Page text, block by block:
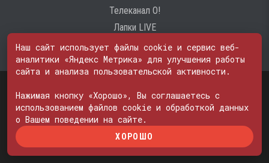
Телеканал О!
Лапки LIVE
№ ФС 77 - 74600
© 2000—2026. Редакция телеканала «ПОБЕДА». Все права на любые
материалы, опубликованные на сайте, защищены. Любое
использование материалов возможно только с согласия Редакции
телеканала.
Наш сайт использует файлы cookie и сервис веб-
аналитики «Яндекс Метрика» для улучшения работы
сайта и анализа пользовательской активности.
Нажимая кнопку «Хорошо», Вы соглашаетесь с
использованием файлов cookie и обработкой данных
о Вашем поведении на сайте.
ХОРОШО